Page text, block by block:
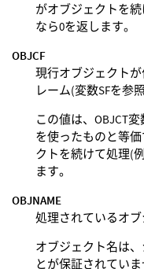
がオブジェクトを続
なら0を返します。
OBJCF
現行オブジェクト
レーム(変数SFを参照
この値は、OBJCT
を使ったものと等
クトを続けて処理(例
ます。
OBJNAME
処理されているオブ
オブジェクト名は
とが保証されてい